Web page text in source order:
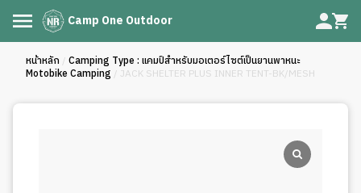
Camp One Outdoor
หน้าหลัก / Camping Type : แคมป์สำหรับมอเตอร์ไซต์เป็นยานพาหนะ
Motobike Camping / JACK SHELTER PLUS INNER TENT-BK/MESH